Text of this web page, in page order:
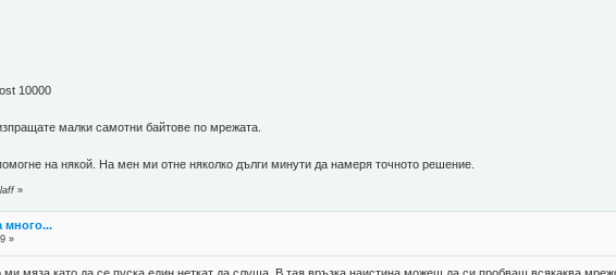
10000
малки самотни байтове по мрежата.
на някой. На мен ми отне няколко дълги минути да намеря точното решение.
»
много...
»